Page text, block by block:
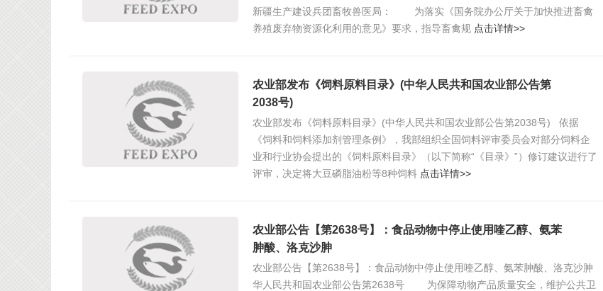
新疆生产建设兵团畜牧兽医局： 为落实《国务院办公厅关于加快推进畜禽
养殖废弃物资源化利用的意见》要求，指导畜禽规 点击详情>>
农业部发布《饲料原料目录》(中华人民共和国农业部公告第
2038号)
农业部发布《饲料原料目录》(中华人民共和国农业部公告第2038号) 依据
《饲料和饲料添加剂管理条例》，我部组织全国饲料评审委员会对部分饲料企
业和行业协会提出的《饲料原料目录》（以下简称“《目录》”）修订建议进行了
评审，决定将大豆磷脂油粉等8种饲料 点击详情>>
农业部公告【第2638号】：食品动物中停止使用喹乙醇、氨苯
胂酸、洛克沙胂
农业部公告【第2638号】：食品动物中停止使用喹乙醇、氨苯胂酸、洛克沙胂
华人民共和国农业部公告第2638号 为保障动物产品质量安全，维护公共卫